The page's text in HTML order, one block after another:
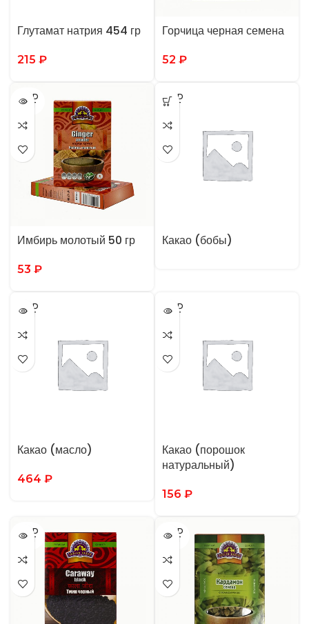
Глутамат натрия 454 гр
215 ₽
Горчица черная семена
52 ₽
SOLD
OUT
Имбирь молотый 50 гр
53 ₽
SOLD
OUT
Какао (бобы)
SOLD
OUT
Какао (масло)
464 ₽
SOLD
OUT
Какао (порошок
натуральный)
156 ₽
SOLD
OUT
SOLD
OUT